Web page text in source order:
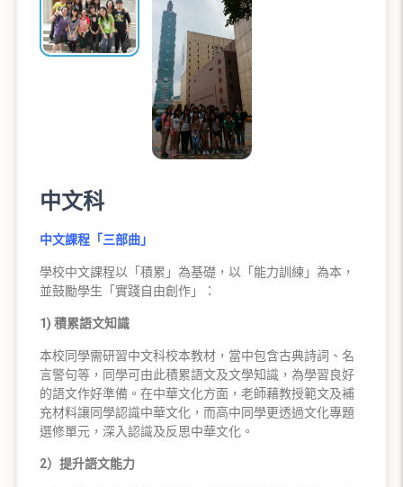
中文科
中文課程「三部曲」
學校中文課程以「積累」為基礎，以「能力訓練」為本，
並鼓勵學生「實踐自由創作」：
1) 積累語文知識
本校同學需研習中文科校本教材，當中包含古典詩詞、名
言警句等，同學可由此積累語文及文學知識，為學習良好
的語文作好準備。在中華文化方面，老師藉教授範文及補
充材料讓同學認識中華文化，而高中同學更透過文化專題
選修單元，深入認識及反思中華文化。
2）提升語文能力